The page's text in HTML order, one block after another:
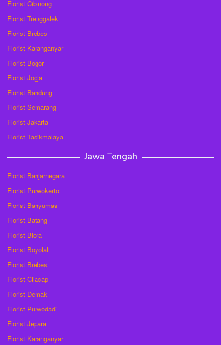
Florist Cibinong
Florist Trenggalek
Florist Brebes
Florist Karanganyar
Florist Bogor
Florist Jogja
Florist Bandung
Florist Semarang
Florist Jakarta
Florist Tasikmalaya
Jawa Tengah
Florist Banjarnegara
Florist Purwokerto
Florist Banyumas
Florist Batang
Florist Blora
Florist Boyolali
Florist Brebes
Florist Cilacap
Florist Demak
Florist Purwodadi
Florist Jepara
Florist Karanganyar